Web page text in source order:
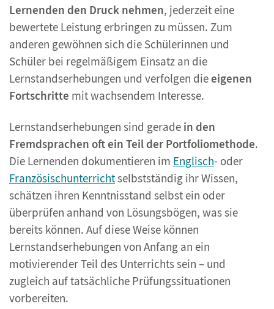
Lernenden den Druck nehmen, jederzeit eine
bewertete Leistung erbringen zu müssen. Zum
anderen gewöhnen sich die Schülerinnen und
Schüler bei regelmäßigem Einsatz an die
Lernstandserhebungen und verfolgen dieeigenen
Fortschritte mit wachsendem Interesse.
Lernstandserhebungen sind gerade in den
Fremdsprachen oft ein Teil der Portfoliomethode.
Die Lernenden dokumentieren im Englisch- oder
Französischunterrichtselbstständig ihr Wissen,
schätzen ihren Kenntnisstand selbst ein oder
überprüfen anhand von Lösungsbögen, was sie
bereits können. Auf diese Weise können
Lernstandserhebungen von Anfang an ein
motivierender Teil des Unterrichts sein – und
zugleich auf tatsächliche Prüfungssituationen
vorbereiten.